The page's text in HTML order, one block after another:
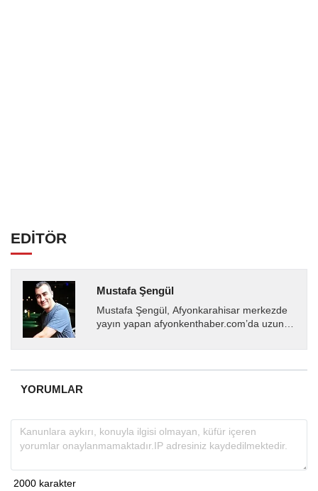
EDİTÖR
Mustafa Şengül
Mustafa Şengül, Afyonkarahisar merkezde
yayın yapan afyonkenthaber.com’da uzun
almakta, haber akışı...
YORUMLAR